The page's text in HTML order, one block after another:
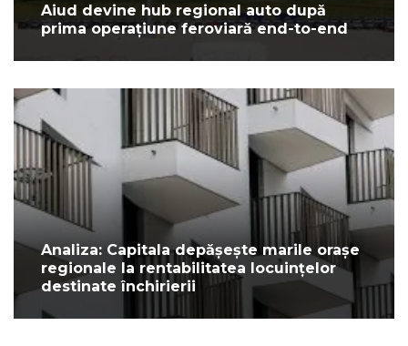
Aiud devine hub regional auto după
prima operațiune feroviară end-to-end
Analiza: Capitala depășește marile orașe
regionale la rentabilitatea locuințelor
destinate închirierii